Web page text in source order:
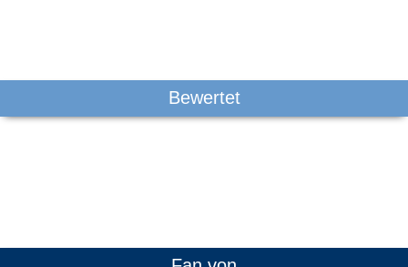
Bewertet